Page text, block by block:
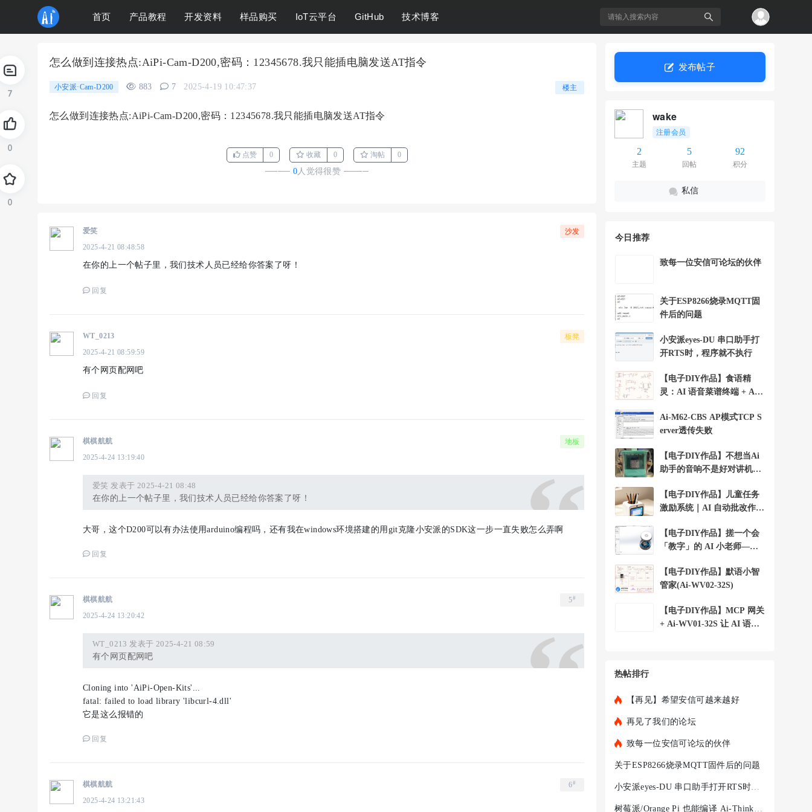
首页 产品教程 开发资料 样品购买 IoT云平台 GitHub 技术博客
搜
7
0
0
怎么做到连接热点:AiPi-Cam-D200,密码：12345678.我只能插电脑发送AT指令 发布帖子
wake
注册会员
2
主题
5
回帖
92
积分
私信
楼主
小安派·Cam-D200 883 7 2025-4-19 10:47:37
怎么做到连接热点:AiPi-Cam-D200,密码：12345678.我只能插电脑发送AT指令
点赞 0 收藏 0 淘帖 0
──── 0人觉得很赞 ────
沙发
爱笑
2025-4-21 08:48:58
在你的上一个帖子里，我们技术人员已经给你答案了呀！
回复
板凳
WT_0213
2025-4-21 08:59:59
有个网页配网吧
回复
地板
棋棋航航
2025-4-24 13:19:40
爱笑 发表于 2025-4-21 08:48
在你的上一个帖子里，我们技术人员已经给你答案了呀！
大哥，这个D200可以有办法使用arduino编程吗，还有我在windows环境搭建的用git克隆小安派的SDK这一步一直失败怎么弄啊
回复
5#
棋棋航航
2025-4-24 13:20:42
WT_0213 发表于 2025-4-21 08:59
有个网页配网吧
Cloning into 'AiPi-Open-Kits'...
fatal: failed to load library 'libcurl-4.dll'
它是这么报错的
回复
6#
棋棋航航
2025-4-24 13:21:43
今日推荐
致每一位安信可论坛的伙伴
关于ESP8266烧录MQTT固
件后的问题
小安派eyes-DU 串口助手打
开RTS时，程序就不执行
【电子DIY作品】食语精
灵：AI 语音菜谱终端 + Ai-
Ai-M62-CBS AP模式TCP S
erver透传失败
【电子DIY作品】不想当Ai
助手的音响不是好对讲机+A
【电子DIY作品】儿童任务
激励系统｜AI 自动批改作业
【电子DIY作品】搓一个会
「教字」的 AI 小老师——
【电子DIY作品】默语小智
管家(Ai-WV02-32S)
【电子DIY作品】MCP 网关
+ Ai-WV01-32S 让 AI 语音
热帖排行
【再见】希望安信可越来越好
再见了我们的论坛
致每一位安信可论坛的伙伴
关于ESP8266烧录MQTT固件后的问题
小安派eyes-DU 串口助手打开RTS时，程序就不执行
树莓派/Orange Pi 也能编译 Ai-Thinker-WB2 —— ARM 架构完整踩